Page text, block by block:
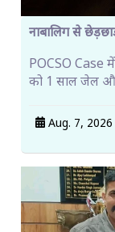
नाबालिग से
POCSO Case
को 1 साल जेल
Aug. 7, 2026